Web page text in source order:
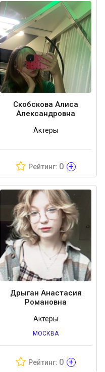
Скобскова Алиса
Александровна
Актеры
Рейтинг: 0 +
Дрыган Анастасия
Романовна
Актеры
МОСКВА
Рейтинг: 0 +